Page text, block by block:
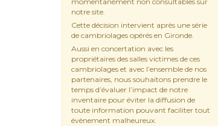
notre site.
Cette décision intervient après une série
de cambriolages opérés en Gironde.
Aussi en concertation avec les
propriétaires des salles victimes de ces
cambriolages et avec l’ensemble de nos
partenaires, nous souhaitons prendre le
temps d’évaluer l’impact de notre
inventaire pour éviter la diffusion de
toute information pouvant faciliter tout
évènement malheureux.